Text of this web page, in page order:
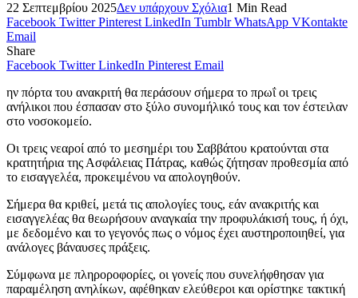
22 Σεπτεμβρίου 2025Δεν υπάρχουν Σχόλια1 Min Read
Facebook Twitter Pinterest LinkedIn Tumblr WhatsApp VKontakte
Email
Share
Facebook Twitter LinkedIn Pinterest Email
ην πόρτα του ανακριτή θα περάσουν σήμερα το πρωΐ οι τρεις
ανήλικοι που έσπασαν στο ξύλο συνομήλικό τους και τον έστειλαν
στο νοσοκομείο.
Οι τρεις νεαροί από το μεσημέρι του Σαββάτου κρατούνται στα
κρατητήρια της Ασφάλειας Πάτρας, καθώς ζήτησαν προθεσμία από
το εισαγγελέα, προκειμένου να απολογηθούν.
Σήμερα θα κριθεί, μετά τις απολογίες τους, εάν ανακριτής και
εισαγγελέας θα θεωρήσουν αναγκαία την προφυλάκισή τους, ή όχι,
με δεδομένο και το γεγονός πως ο νόμος έχει αυστηροποιηθεί, για
ανάλογες βάναυσες πράξεις.
Σύμφωνα με πληροροφορίες, οι γονείς που συνελήφθησαν για
παραμέληση ανηλίκων, αφέθηκαν ελεύθεροι και ορίστηκε τακτική